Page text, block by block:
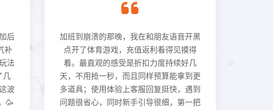
后
补
法
几
波
🥳
加班到崩溃的那晚，我在和朋友语音开黑
点开了体育游戏，充值返利看得见摸得
着。最直观的感受是折扣力度持续好几
天，不用抢一秒，而且同样预算能拿到更
多道具；使用体验上客服回复挺快，遇到
问题很省心，同时新手引导很细，第一把